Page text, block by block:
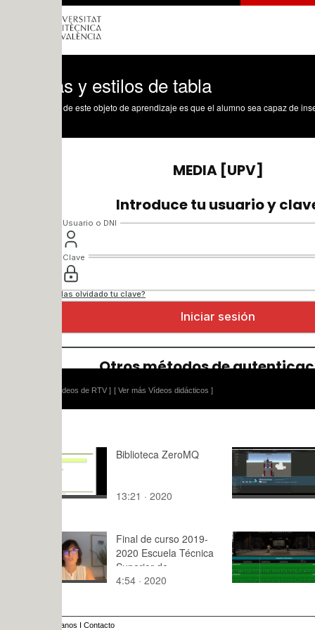
y estilos de tabla
[ Ver más Vídeos didácticos ]
Biblioteca ZeroMQ
13:21 · 2020
4:36 · 2025
Final de curso 2019-
2020 Escuela Técnica
Superior de
Arquitectura. Marina
4:54 · 2020
Practica 5
Flow
3:46 · 2017